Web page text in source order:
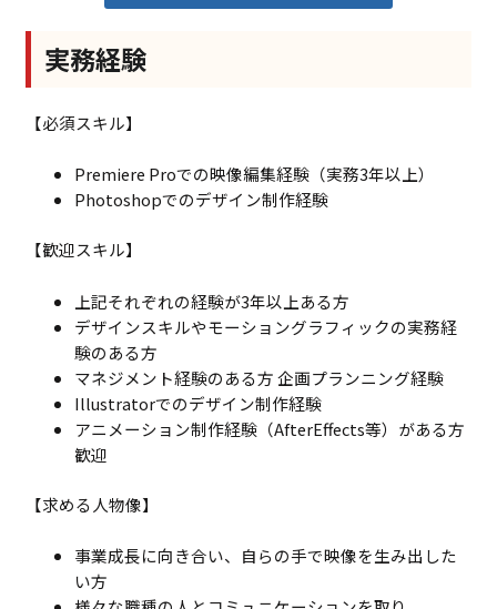
実務経験
【必須スキル】
Premiere Proでの映像編集経験（実務3年以上）
Photoshopでのデザイン制作経験
【歓迎スキル】
上記それぞれの経験が3年以上ある方
デザインスキルやモーショングラフィックの実務経
験のある方
マネジメント経験のある方 企画プランニング経験
Illustratorでのデザイン制作経験
アニメーション制作経験（AfterEffects等）がある方
歓迎
【求める人物像】
事業成長に向き合い、自らの手で映像を生み出した
い方